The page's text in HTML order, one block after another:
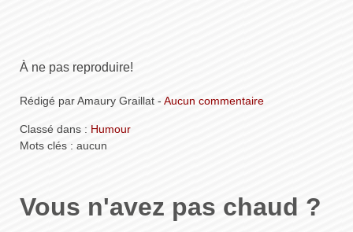
À ne pas reproduire!
Rédigé par Amaury Graillat - Aucun commentaire
Classé dans : Humour
Mots clés : aucun
Vous n'avez pas chaud ?